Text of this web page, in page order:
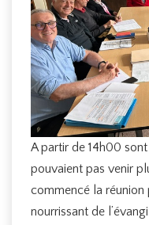
A partir de 14h00
pouvaient pas venir
commencé la réunion
nourrissant de